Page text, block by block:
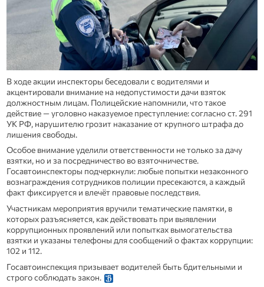
В ходе акции инспекторы беседовали с водителями и
акцентировали внимание на недопустимости дачи взяток
должностным лицам. Полицейские напомнили, что такое
действие — уголовно наказуемое преступление: согласно ст. 291
УК РФ, нарушителю грозит наказание от крупного штрафа до
лишения свободы.
Особое внимание уделили ответственности не только за дачу
взятки, но и за посредничество во взяточничестве.
Госавтоинспекторы подчеркнули: любые попытки незаконного
вознаграждения сотрудников полиции пресекаются, а каждый
факт фиксируется и влечёт правовые последствия.
Участникам мероприятия вручили тематические памятки, в
которых разъясняется, как действовать при выявлении
коррупционных проявлений или попытках вымогательства
взятки и указаны телефоны для сообщений о фактах коррупции:
102 и 112.
Госавтоинспекция призывает водителей быть бдительными и
строго соблюдать закон.